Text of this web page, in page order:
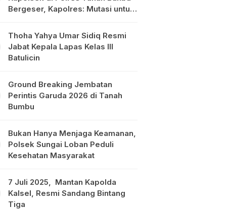
Bergeser, Kapolres: Mutasi untuk
Thoha Yahya Umar Sidiq Resmi
Jabat Kepala Lapas Kelas III
Batulicin
Ground Breaking Jembatan
Perintis Garuda 2026 di Tanah
Bumbu
Bukan Hanya Menjaga Keamanan,
Polsek Sungai Loban Peduli
Kesehatan Masyarakat
7 Juli 2025, Mantan Kapolda
Kalsel, Resmi Sandang Bintang
Tiga